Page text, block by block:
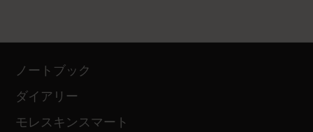
ノートブック
ダイアリー
モレスキンスマート